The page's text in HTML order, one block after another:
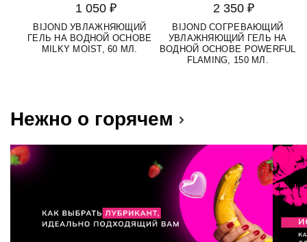
1 050 ₽
BIJOND УВЛАЖНЯЮЩИЙ
ГЕЛЬ НА ВОДНОЙ ОСНОВЕ
MILKY MOIST, 60 МЛ.
2 350 ₽
BIJOND СОГРЕВАЮЩИЙ
УВЛАЖНЯЮЩИЙ ГЕЛЬ НА
ВОДНОЙ ОСНОВЕ POWERFUL
FLAMING, 150 МЛ.
Нежно о горячем